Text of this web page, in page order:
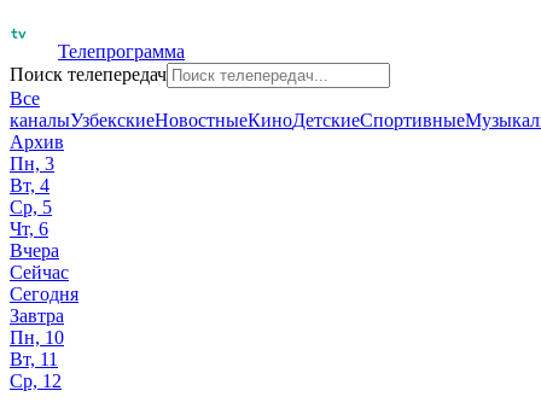
Телепрограмма
Поиск телепередач
Все
каналыУзбекскиеНовостныеКиноДетскиеСпортивные
Архив
Пн, 3
Вт, 4
Ср, 5
Чт, 6
Вчера
Сейчас
Сегодня
Завтра
Пн, 10
Вт, 11
Ср, 12